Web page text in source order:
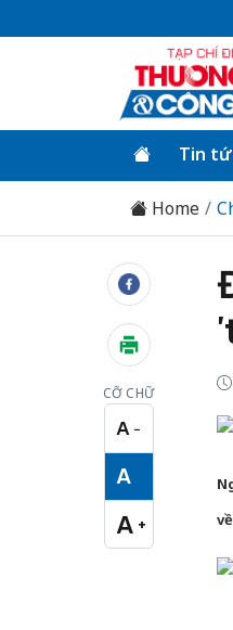
Tin
Home
CỠ CHỮ
A −
Cỡ chữ nhỏ
A
Cỡ chữ vừa
A +
Cỡ chữ lớn